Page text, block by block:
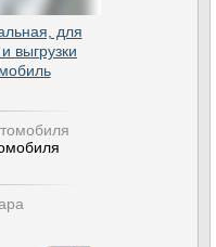
для
выгрузки